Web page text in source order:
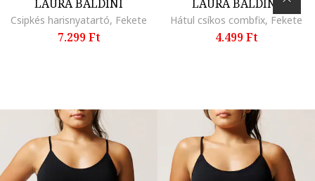
LAURA BALDINI
Csipkés harisnyatartó, Fekete
7.299 Ft
LAURA BALDINI
Hátul csíkos combfix, Fekete
4.499 Ft